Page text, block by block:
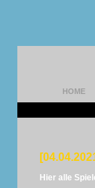
HOME
Hier alle